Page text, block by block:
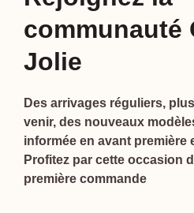
communauté
Jolie
Des arrivages réguliers,
venir, des nouveaux
informée en avant première
Profitez par cette occasion
première commande